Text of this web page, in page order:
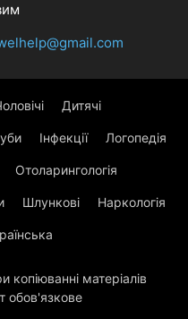
Дитячі
Інфекції Логопедія
Отоларингологія
Шлункові Наркологія
матеріалів
обов'язкове